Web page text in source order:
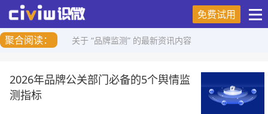
免费试用
聚合阅读：
关于 “品牌监测” 的最新资讯内容
2026年品牌公关部门必备的5个舆情监
测指标